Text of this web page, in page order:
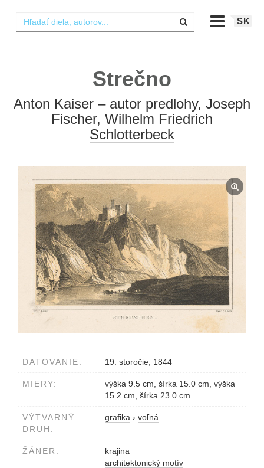
SK
Strečno
Anton Kaiser – autor predlohy, Joseph
Fischer, Wilhelm Friedrich
Schlotterbeck
DATOVANIE: 19. storočie, 1844
MIERY:
výška 9.5 cm, šírka 15.0 cm, výška
15.2 cm, šírka 23.0 cm
VÝTVARNÝ
DRUH:
grafika › voľná
ŽÁNER:
krajina
architektonický motív